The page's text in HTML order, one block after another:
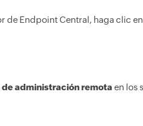
de Endpoint Central, haga clic en
de administración remota en los